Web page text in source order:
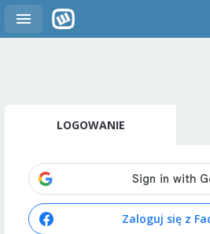
LOGOWANIE
Zaloguj się z